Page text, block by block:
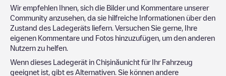
Wir empfehlen Ihnen, sich die Bilder und Kommentare unserer
Community anzusehen, da sie hilfreiche Informationen über den
Zustand des Ladegeräts liefern. Versuchen Sie gerne, Ihre
eigenen Kommentare und Fotos hinzuzufügen, um den anderen
Nutzern zu helfen.
Wenn dieses Ladegerät in Chișinăunicht für Ihr Fahrzeug
geeignet ist, gibt es Alternativen. Sie können andere